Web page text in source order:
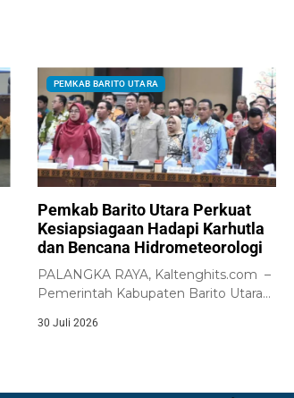
PEMKAB BARITO UTARA
Pemkab Barito Utara Perkuat
Kesiapsiagaan Hadapi Karhutla
dan Bencana Hidrometeorologi
PALANGKA RAYA, Kaltenghits.com –
Pemerintah Kabupaten Barito Utara
memperkuat...
30 Juli 2026